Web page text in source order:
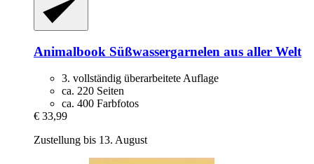
Animalbook Süßwassergarnelen aus aller Welt
3. vollständig überarbeitete Auflage
ca. 220 Seiten
ca. 400 Farbfotos
€ 33,99
Zustellung bis 13. August